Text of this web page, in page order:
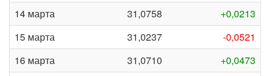
14 марта
31,0758
+0,0213
15 марта
31,0237
-0,0521
16 марта
31,0710
+0,0473